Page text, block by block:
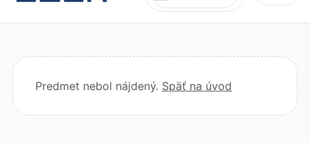
Predmet nebol nájdený. Späť na úvod